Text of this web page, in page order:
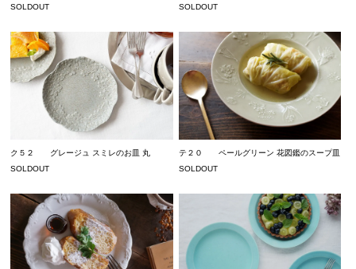
SOLDOUT
SOLDOUT
ク５２ グレージュ スミレのお皿 丸
SOLDOUT
テ２０ ペールグリーン 花図鑑のスープ皿
SOLDOUT